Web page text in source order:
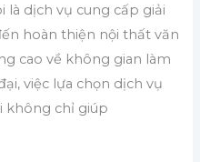
dịch vụ cung cấp giải
hoàn thiện nội thất văn
cao về không gian làm
việc lựa chọn dịch vụ
không chỉ giúp